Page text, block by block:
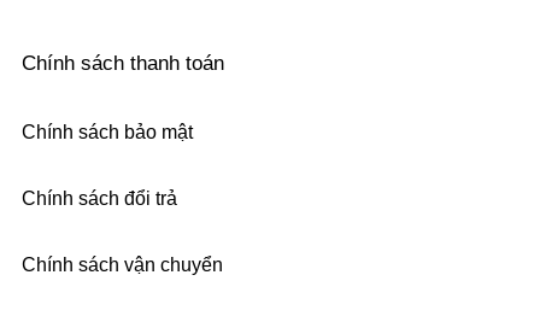
Chính sách thanh toán
Chính sách bảo mật
Chính sách đổi trả
Chính sách vận chuyển